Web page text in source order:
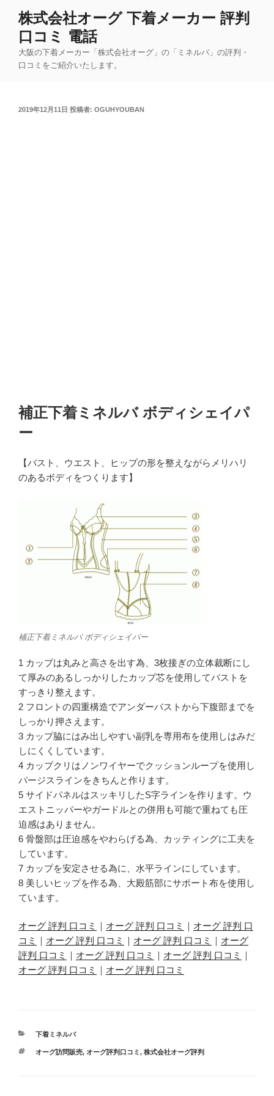
株式会社オーグ 下着メーカー 評判
口コミ 電話
大阪の下着メーカー「株式会社オーグ」の「ミネルバ」の評判・
口コミをご紹介いたします。
投
2019年12月11日 投稿者: OGUHYOUBAN
補正下着ミネルバ ボディシェイパ
ー
【バスト、ウエスト、ヒップの形を整えながらメリハリ
のあるボディをつくります】
補正下着ミネルバ ボディシェイパー
1 カップは丸みと高さを出す為、3枚接ぎの立体裁断にし
て厚みのあるしっかりしたカップ芯を使用してバストを
すっきり整えます。
2 フロントの四重構造でアンダーバストから下腹部までを
しっかり押さえます。
3 カップ脇にはみ出しやすい副乳を専用布を使用しはみだ
しにくくしています。
4 カップクリはノンワイヤーでクッションループを使用し
パージスラインをきちんと作ります。
5 サイドパネルはスッキリしたS字ラインを作ります。ウ
エストニッパーやガードルとの併用も可能で重ねても圧
迫感はありません。
6 骨盤部は圧迫感をやわらげる為、カッティングに工夫を
しています。
7 カップを安定させる為に、水平ラインにしています。
8 美しいヒップを作る為、大殿筋部にサポート布を使用し
ています。
オーグ 評判 口コミ ｜ オーグ 評判 口コミ ｜ オーグ 評判 口
コミ
｜ オーグ 評判 口コミ ｜ オーグ 評判 口コミ ｜ オーグ
評判 口コミ
｜ オーグ 評判 口コミ ｜ オーグ 評判 口コミ
｜
オーグ 評判 口コミ
｜ オーグ 評判 口コミ
カ
ゴ
下着ミネルバ
タ
オーグ訪問販売, オーグ評判口コミ , 株式会社オーグ評判